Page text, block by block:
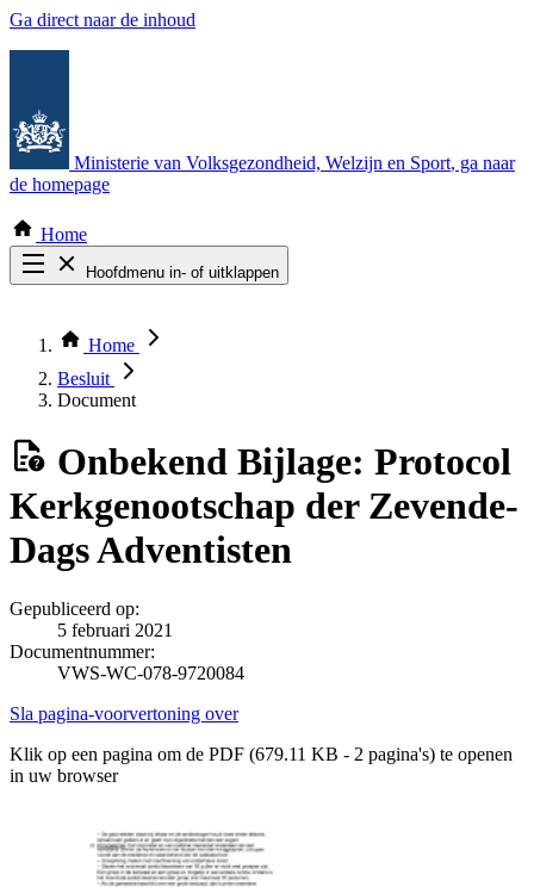
Ga direct naar de inhoud
Ministerie van Volksgezondheid, Welzijn en Sport, ga naar
de homepage
Home
Hoofdmenu in- of uitklappen
Thema COVID-19
Bekijk per bestuursorgaan
Home
Besluit
Document
Onbekend Bijlage: Protocol
Kerkgenootschap der Zevende‐
Dags Adventisten
Gepubliceerd op:
5 februari 2021
Documentnummer:
VWS-WC-078-9720084
Sla pagina-voorvertoning over
Klik op een pagina om de PDF (679.11 KB - 2 pagina's) te openen
in uw browser